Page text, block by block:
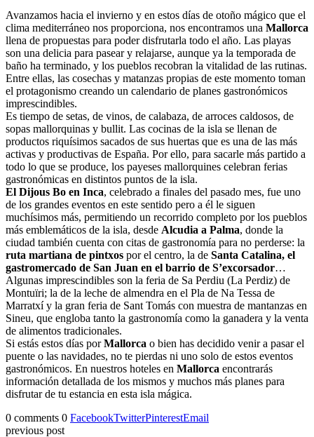
Avanzamos hacia el invierno y en estos días de otoño mágico que el
clima mediterráneo nos proporciona, nos encontramos una Mallorca
llena de propuestas para poder disfrutarla todo el año. Las playas
son una delicia para pasear y relajarse, aunque ya la temporada de
baño ha terminado, y los pueblos recobran la vitalidad de las rutinas.
Entre ellas, las cosechas y matanzas propias de este momento toman
el protagonismo creando un calendario de planes gastronómicos
imprescindibles.
Es tiempo de setas, de vinos, de calabaza, de arroces caldosos, de
sopas mallorquinas y bullit. Las cocinas de la isla se llenan de
productos riquísimos sacados de sus huertas que es una de las más
activas y productivas de España. Por ello, para sacarle más partido a
todo lo que se produce, los payeses mallorquines celebran ferias
gastronómicas en distintos puntos de la isla.
El Dijous Bo en Inca, celebrado a finales del pasado mes, fue uno
de los grandes eventos en este sentido pero a él le siguen
muchísimos más, permitiendo un recorrido completo por los pueblos
más emblemáticos de la isla, desde Alcudia a Palma, donde la
ciudad también cuenta con citas de gastronomía para no perderse: la
ruta martiana de pintxos por el centro, la de Santa Catalina, el
gastromercado de San Juan en el barrio de S’excorsador…
Algunas imprescindibles son la feria de Sa Perdiu (La Perdiz) de
Montuïri; la de la leche de almendra en el Pla de Na Tessa de
Marratxí y la gran feria de Sant Tomás con muestra de mantanzas en
Sineu, que engloba tanto la gastronomía como la ganadera y la venta
de alimentos tradicionales.
Si estás estos días porMallorca o bien has decidido venir a pasar el
puente o las navidades, no te pierdas ni uno solo de estos eventos
gastronómicos. En nuestros hoteles en Mallorca encontrarás
información detallada de los mismos y muchos más planes para
disfrutar de tu estancia en esta isla mágica.
0 comments 0 FacebookTwitterPinterestEmail
previous post